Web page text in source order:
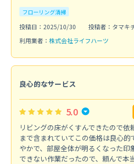
フローリング清掃
投稿日：2025/10/30
投稿者：タマキ
利用業者： 株式会社ライフハーツ
良心的なサービス
5.0
リビングの床がくすんできたので依
まで含まれていてこの価格は良心的
やかで、部屋全体が明るくなった印
できない作業だったので、頼んで本